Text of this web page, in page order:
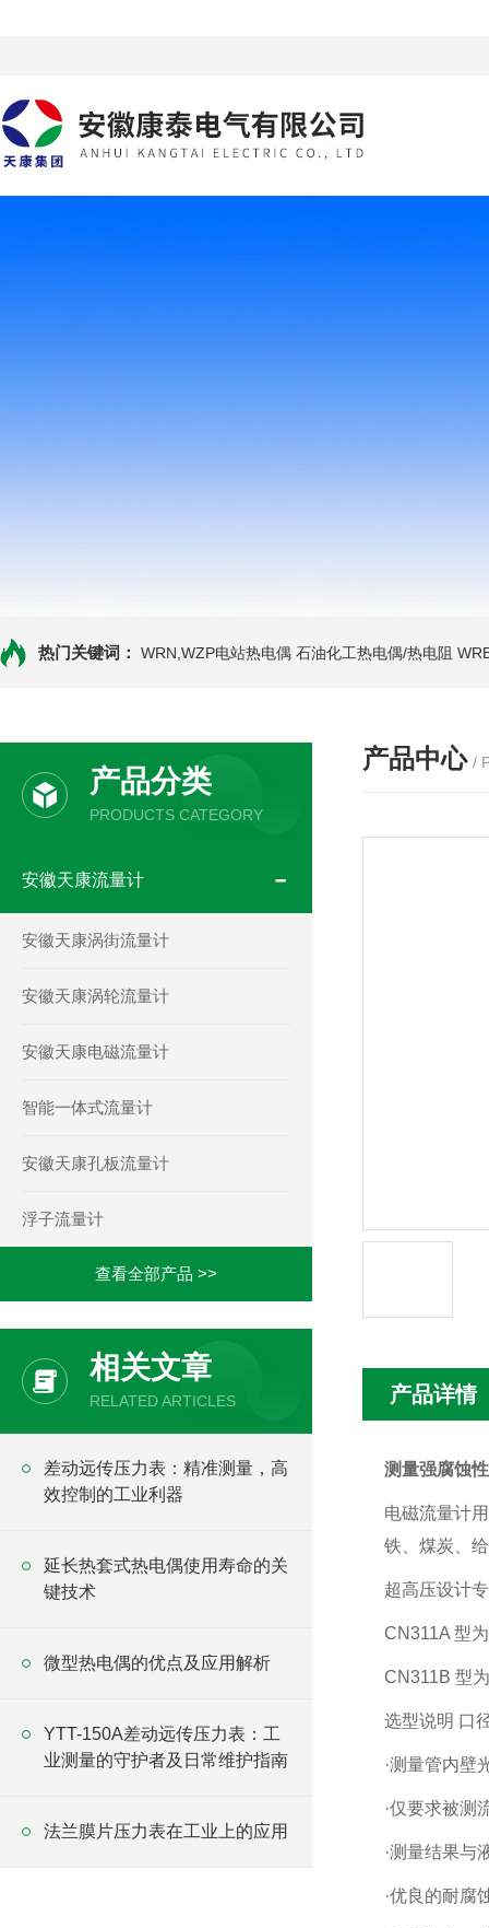
热门关键词： WRN,WZP电站热电偶 石油化工热电偶/热电阻
产品分类
PRODUCTS CATEGORY
安徽天康流量计
安徽天康涡街流量计
安徽天康涡轮流量计
安徽天康电磁流量计
智能一体式流量计
安徽天康孔板流量计
浮子流量计
查看全部产品 >>
相关文章
RELATED ARTICLES
差动远传压力表：精准测量，高
效控制的工业利器
延长热套式热电偶使用寿命的关
键技术
微型热电偶的优点及应用解析
YTT-150A差动远传压力表：工
业测量的守护者及日常维护指南
法兰膜片压力表在工业上的应用
产品中心 /
产品详情
测量强腐蚀
电磁流量计
铁、煤炭、
超高压设计
CN311A 型
CN311B 型
选型说明 口
·测量管内壁
·仅要求被测
·测量结果与
·优良的耐腐